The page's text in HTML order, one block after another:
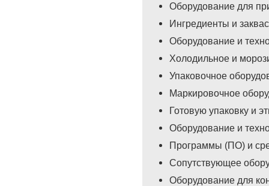
Оборудование для
Ингредиенты и
Оборудование и
Холодильное и
Упаковочное
Маркировочное
Готовую упаковку и
Оборудование и
Программы (ПО) и
Сопутствующее
Оборудование для